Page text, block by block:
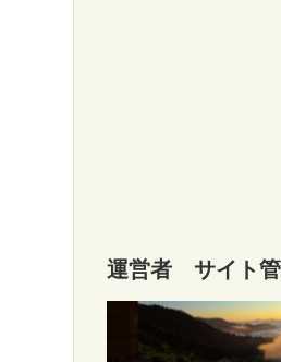
運営者 サイト管